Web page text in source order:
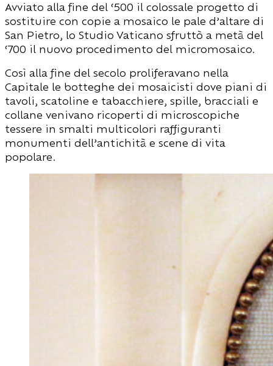
Avviato alla fine del ‘500 il colossale progetto di
sostituire con copie a mosaico le pale d’altare di
San Pietro, lo Studio Vaticano sfruttò a metà del
‘700 il nuovo procedimento del micromosaico.
Così alla fine del secolo proliferavano nella
Capitale le botteghe dei mosaicisti dove piani di
tavoli, scatoline e tabacchiere, spille, bracciali e
collane venivano ricoperti di microscopiche
tessere in smalti multicolori raffiguranti
monumenti dell’antichità e scene di vita
popolare.